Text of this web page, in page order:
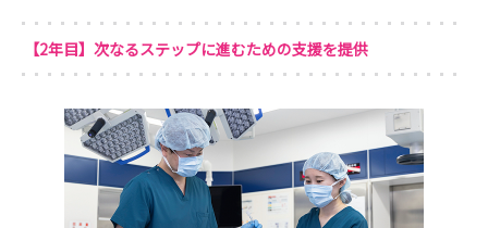
【2年目】次なるステップに進むための支援を提供